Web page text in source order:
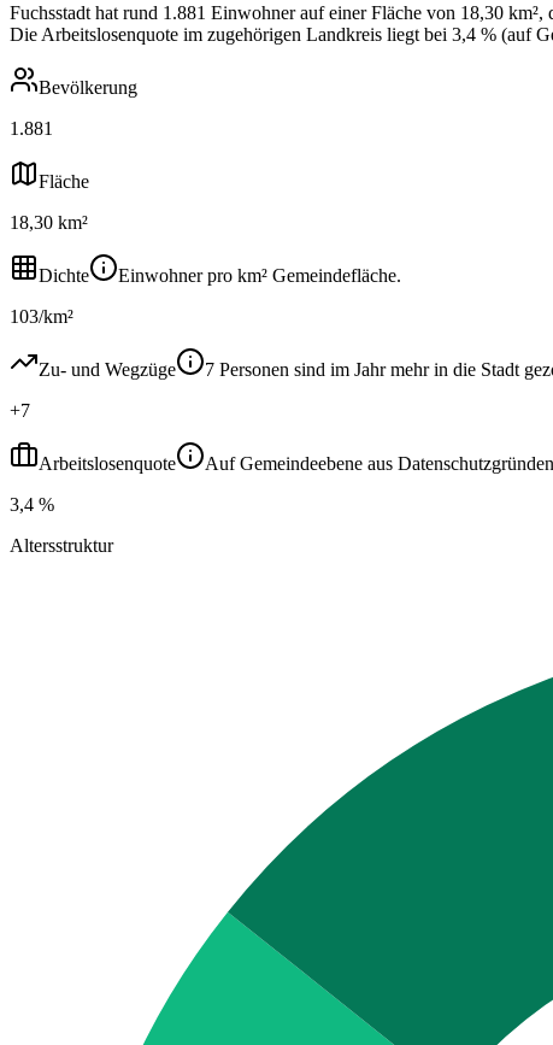
Fuchsstadt hat rund 1.881 Einwohner auf einer Fläche von 18,30
Die Arbeitslosenquote im zugehörigen Landkreis liegt bei 3,4 % (auf
Bevölkerung
1.881
Fläche
18,30 km²
Dichte
Einwohner pro km² Gemeindefläche.
103/km²
Zu- und Wegzüge
7 Personen sind im Jahr mehr in die Stadt
+7
Arbeitslosenquote
Auf Gemeindeebene aus
3,4 %
Altersstruktur